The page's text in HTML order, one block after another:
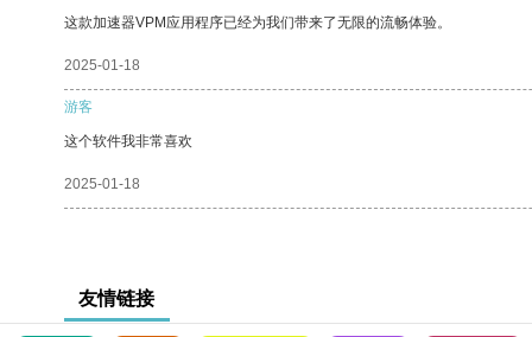
这款加速器VPM应用程序已经为我们带来了无限的流畅体验。
2025-01-18
游客
这个软件我非常喜欢
2025-01-18
友情链接